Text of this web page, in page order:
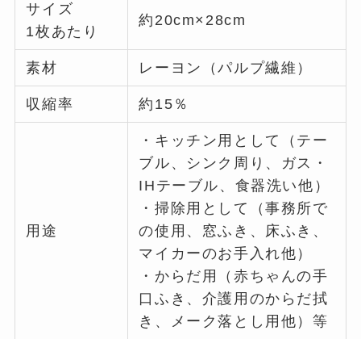
サイズ
1枚あたり
約20cm×28cm
素材 レーヨン（パルプ繊維）
収縮率 約15％
用途
・キッチン用として（テー
ブル、シンク周り、ガス・
IHテーブル、食器洗い他）
・掃除用として（事務所で
の使用、窓ふき、床ふき、
マイカーのお手入れ他）
・からだ用（赤ちゃんの手
口ふき、介護用のからだ拭
き、メーク落とし用他）等